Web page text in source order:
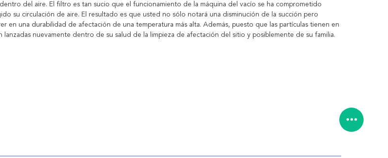
del aire. El filtro es tan sucio que el funcionamiento de la máquina del vacío se ha comprometido
su circulación de aire. El resultado es que usted no sólo notará una disminución de la succión pero
en una durabilidad de afectación de una temperatura más alta. Además, puesto que las partículas tienen en
lanzadas nuevamente dentro de su salud de la limpieza de afectación del sitio y posiblemente de su familia.